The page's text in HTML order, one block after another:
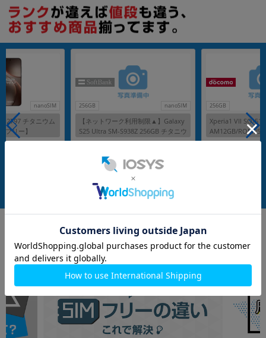
nanoSIM
チタニウム
フリー】
256GB nanoSIM
【ネットワーク利用制限▲】Galaxy
S25 Ultra SM-S938Z 256GB チタニウ
ムシルバーブルー【SoftBank版 SIM
付属品: 本体のみ(Sペン付属)
在庫数：1
中古Bランク 137,800 円
256GB
Xperia1 VII SO-
AM12GB/
Mフリー】